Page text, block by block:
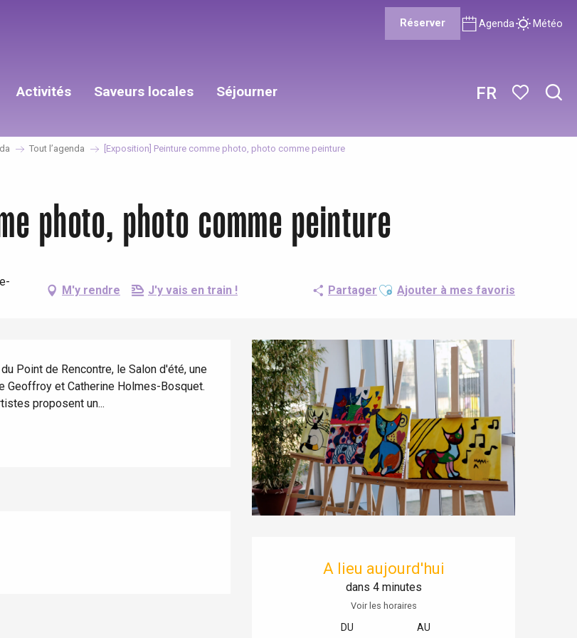
FR
Réserver Agenda Météo
Activités Saveurs locales Séjourner
Tout l’agenda [Exposition] Peinture comme photo, photo comme peinture
photo, photo comme peinture
M'y rendre J'y vais en train ! Partager Ajouter aux favoris
Ajouter à mes favoris
A lieu aujourd'hui
dans 4 minutes
Voir les horaires
DU AU
Point de Rencontre, le Salon d'été, une
Geoffroy et Catherine Holmes-Bosquet.
proposent un...